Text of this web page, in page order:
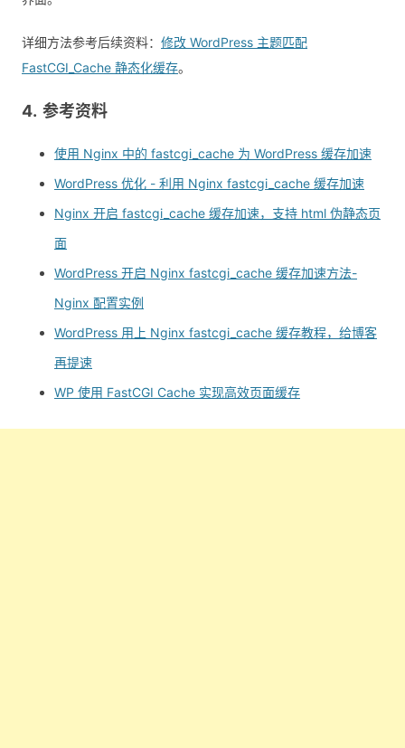
详细方法参考后续资料： 修改 WordPress 主题匹配
FastCGI_Cache 静态化缓存。
参考资料
使用 Nginx 中的 fastcgi_cache 为 WordPress 缓存加速
WordPress 优化 - 利用 Nginx fastcgi_cache 缓存加速
Nginx 开启 fastcgi_cache 缓存加速，支持 html 伪静态页
面
WordPress 开启 Nginx fastcgi_cache 缓存加速方法-
Nginx 配置实例
WordPress 用上 Nginx fastcgi_cache 缓存教程，给博客
再提速
WP 使用 FastCGI Cache 实现高效页面缓存